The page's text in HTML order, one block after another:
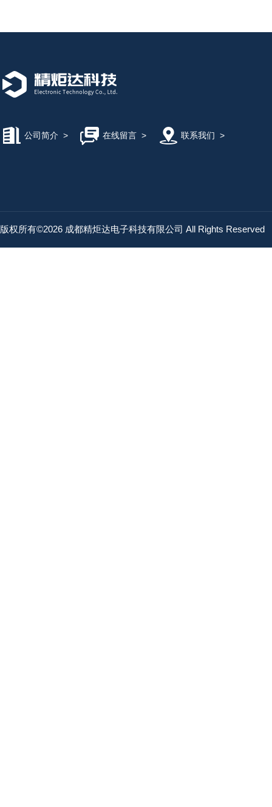
公司简介 > 在线留言> 联系我们 >
版权所有©2026 成都精炬达电子科技有限公司 All Rights Reserved